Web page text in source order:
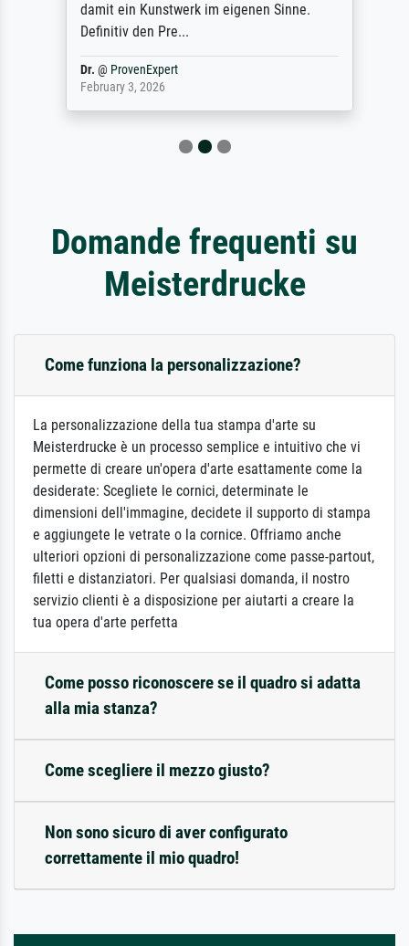
damit ein Kunstwerk im eigenen Sinne.
Definitiv den Pre...
Dr.@ProvenExpert
February 3, 2026
Domande frequenti su
Meisterdrucke
Come funziona la personalizzazione?
La personalizzazione della tua stampa d'arte su
Meisterdrucke è un processo semplice e intuitivo che vi
permette di creare un'opera d'arte esattamente come la
desiderate: Scegliete le cornici, determinate le
dimensioni dell'immagine, decidete il supporto di stampa
e aggiungete le vetrate o la cornice. Offriamo anche
ulteriori opzioni di personalizzazione come passe-partout,
filetti e distanziatori. Per qualsiasi domanda, il nostro
servizio clienti è a disposizione per aiutarti a creare la
tua opera d'arte perfetta
Come posso riconoscere se il quadro si adatta
alla mia stanza?
Come scegliere il mezzo giusto?
Non sono sicuro di aver configurato
correttamente il mio quadro!